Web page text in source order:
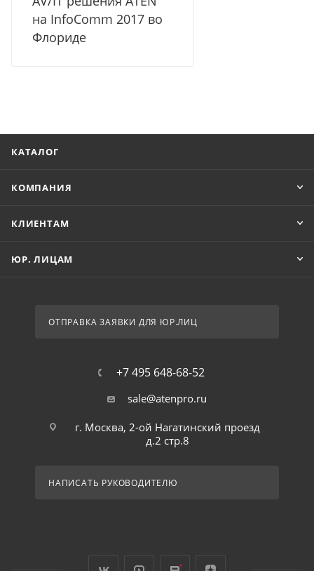
на InfoComm 2017 во
Флориде
КАТАЛОГ
КОМПАНИЯ
КЛИЕНТАМ
ЮР. ЛИЦАМ
ОТПРАВКА ЗАЯВКИ ДЛЯ ЮР.ЛИЦ
+7 495 648-68-52
sale@atenpro.ru
г. Москва, 2-ой Нагатинский проезд
д.2 стр.8
НАПИСАТЬ РУКОВОДИТЕЛЮ